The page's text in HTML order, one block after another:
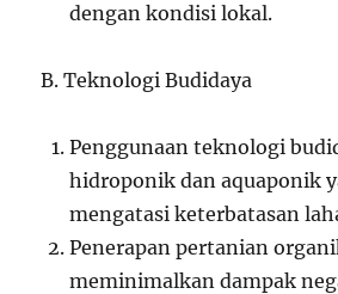
dengan kondisi lokal.
B. Teknologi Budidaya
Penggunaan teknologi
hidroponik dan aquaponik
mengatasi keterbatasan
Penerapan pertanian
meminimalkan dampak